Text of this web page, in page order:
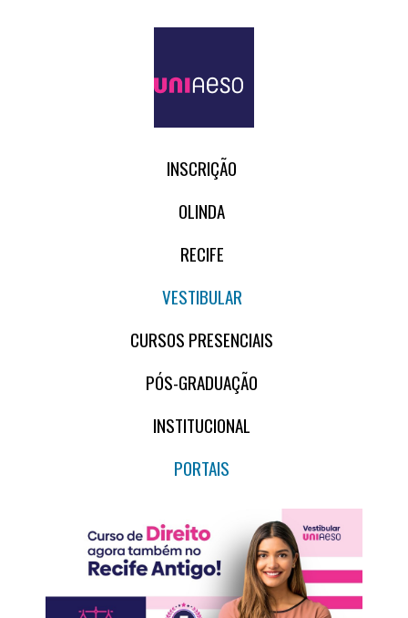
INSCRIÇÃO
OLINDA
RECIFE
VESTIBULAR
CURSOS PRESENCIAIS
PÓS-GRADUAÇÃO
INSTITUCIONAL
PORTAIS